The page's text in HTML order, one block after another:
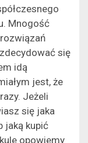
Mnogość
się
idą
jest, że
Jeżeli
się jaka
jaką kupić
opowiemy